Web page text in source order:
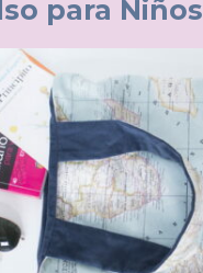
para Niños